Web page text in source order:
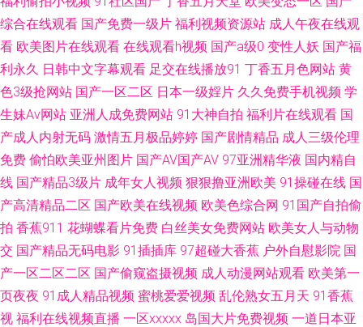
视频午夜场 国产精品无毒久久 精品一区二区三区香蕉 先锋av东京热 欧美色
图19p 九1看片 精品福利无码 免费三级阿片V一二三 日韩欧美国产成人 色五
月福利导航 午夜福利国产视频一区 影音先锋aaa资源 91男女袁什么吗 AV日
韩另类 久久精品AV电影 五月激情久久破 影音先锋qj图区 91豆花视频观看 91
先锋资源网 97资源站免费 91色色 av福利姬网站 国产福利AV在线播放 黄色
网入口站未满18 亚洲国产欧美 先锋深圳AV 亚洲日韩欧美变态 伊人太香蕉
1024在线基地 加勒比性爱资源 午夜精品久草 亚洲日本黄色小说网 91高清无
综合在线观看 国产免费一级片 福利视频资源站 成人午夜在线观
看 欧美图片在线观看 在线观看h视频 国产a级0 变性人妖 国产福
利永久 日韩中文字幕观看 足交在线播放91 丁香五月色网站 黄
色3级抢网站 国产一区二区 日本一级婬片 久久免费手机视频 学
生妹Av网站 亚洲人成免费网站 91大神自拍 福利片在线观看 国
产成人内射无码 激情五月极品婷婷 国产剧情精品 成人三级伦理
免费 偷怕欧美亚州图片 国产AV国产AV 97亚洲精华液 国内精自
线 国产精品3级片 成年女人视频 狠狠撸亚洲欧美 91操碰在线 国
产高清精品二区 国产欧美在线视频 欧美色综合网 91国产自拍偷
拍 香蕉911 花蝴蝶看片免费 白丝美女免费网站 欧美女人与动物
交 国产精品无码电影 91插插库 97超碰大香蕉 户外自慰影院 国
产一区二区二区 国产偷窥盗摄视频 成人动漫网站观看 欧美第一
页夜夜 91成人精品视频 蜜桃爱爱视频 乱伦熟女五月天 91香蕉
视 福利在线视频直播 一区xxxxx 岛国大片免费视频 一道日本亚